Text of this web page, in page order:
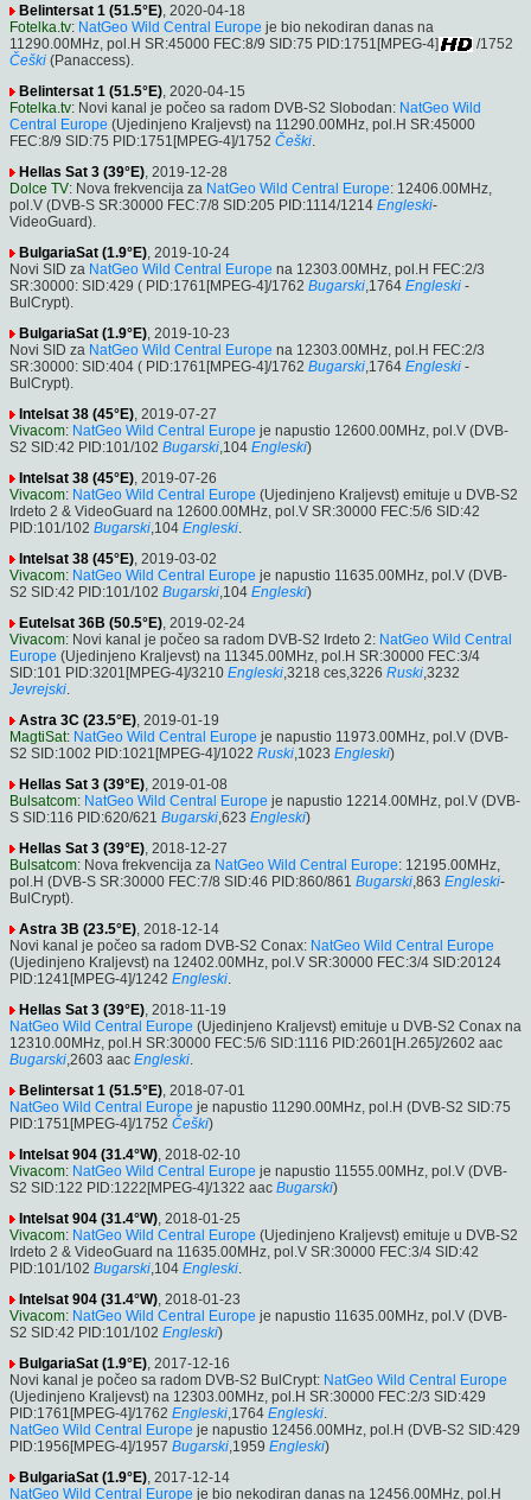
Belintersat 1 (51.5°E) , 2020-04-18
Fotelka.tv: NatGeo Wild Central Europe je bio nekodiran danas na
11290.00MHz, pol.H SR:45000 FEC:8/9 SID:75 PID:1751[MPEG-4]
/1752
Češki (Panaccess).
Belintersat 1 (51.5°E), 2020-04-15
Fotelka.tv: Novi kanal je počeo sa radom DVB-S2 Slobodan: NatGeo Wild
Central Europe (Ujedinjeno Kraljevst) na 11290.00MHz, pol.H SR:45000
FEC:8/9 SID:75 PID:1751[MPEG-4]/1752 Češki.
Hellas Sat 3 (39°E), 2019-12-28
Dolce TV: Nova frekvencija za NatGeo Wild Central Europe: 12406.00MHz,
pol.V (DVB-S SR:30000 FEC:7/8 SID:205 PID:1114/1214 Engleski-
VideoGuard).
BulgariaSat (1.9°E), 2019-10-24
Novi SID za NatGeo Wild Central Europe na 12303.00MHz, pol.H FEC:2/3
SR:30000: SID:429 ( PID:1761[MPEG-4]/1762 Bugarski,1764 Engleski -
BulCrypt).
BulgariaSat (1.9°E), 2019-10-23
Novi SID za NatGeo Wild Central Europe na 12303.00MHz, pol.H FEC:2/3
SR:30000: SID:404 ( PID:1761[MPEG-4]/1762 Bugarski,1764 Engleski -
BulCrypt).
Intelsat 38 (45°E), 2019-07-27
Vivacom: NatGeo Wild Central Europe je napustio 12600.00MHz, pol.V (DVB-
S2 SID:42 PID:101/102 Bugarski,104 Engleski)
Intelsat 38 (45°E), 2019-07-26
Vivacom: NatGeo Wild Central Europe (Ujedinjeno Kraljevst) emituje u DVB-S2
Irdeto 2 & VideoGuard na 12600.00MHz, pol.V SR:30000 FEC:5/6 SID:42
PID:101/102 Bugarski,104 Engleski.
Intelsat 38 (45°E), 2019-03-02
Vivacom: NatGeo Wild Central Europe je napustio 11635.00MHz, pol.V (DVB-
S2 SID:42 PID:101/102 Bugarski,104 Engleski)
Eutelsat 36B (50.5°E), 2019-02-24
Vivacom: Novi kanal je počeo sa radom DVB-S2 Irdeto 2: NatGeo Wild Central
Europe (Ujedinjeno Kraljevst) na 11345.00MHz, pol.H SR:30000 FEC:3/4
SID:101 PID:3201[MPEG-4]/3210 Engleski,3218 ces,3226 Ruski,3232
Jevrejski.
Astra 3C (23.5°E), 2019-01-19
MagtiSat: NatGeo Wild Central Europe je napustio 11973.00MHz, pol.V (DVB-
S2 SID:1002 PID:1021[MPEG-4]/1022 Ruski,1023 Engleski)
Hellas Sat 3 (39°E), 2019-01-08
Bulsatcom: NatGeo Wild Central Europe je napustio 12214.00MHz, pol.V (DVB-
S SID:116 PID:620/621 Bugarski,623 Engleski)
Hellas Sat 3 (39°E), 2018-12-27
Bulsatcom: Nova frekvencija za NatGeo Wild Central Europe: 12195.00MHz,
pol.H (DVB-S SR:30000 FEC:7/8 SID:46 PID:860/861 Bugarski,863 Engleski-
BulCrypt).
Astra 3B (23.5°E), 2018-12-14
Novi kanal je počeo sa radom DVB-S2 Conax: NatGeo Wild Central Europe
(Ujedinjeno Kraljevst) na 12402.00MHz, pol.V SR:30000 FEC:3/4 SID:20124
PID:1241[MPEG-4]/1242 Engleski.
Hellas Sat 3 (39°E), 2018-11-19
NatGeo Wild Central Europe (Ujedinjeno Kraljevst) emituje u DVB-S2 Conax na
12310.00MHz, pol.H SR:30000 FEC:5/6 SID:1116 PID:2601[H.265]/2602 aac
Bugarski,2603 aac Engleski.
Belintersat 1 (51.5°E), 2018-07-01
NatGeo Wild Central Europe je napustio 11290.00MHz, pol.H (DVB-S2 SID:75
PID:1751[MPEG-4]/1752 Češki)
Intelsat 904 (31.4°W), 2018-02-10
Vivacom: NatGeo Wild Central Europe je napustio 11555.00MHz, pol.V (DVB-
S2 SID:122 PID:1222[MPEG-4]/1322 aac Bugarski)
Intelsat 904 (31.4°W), 2018-01-25
Vivacom: NatGeo Wild Central Europe (Ujedinjeno Kraljevst) emituje u DVB-S2
Irdeto 2 & VideoGuard na 11635.00MHz, pol.V SR:30000 FEC:3/4 SID:42
PID:101/102 Bugarski,104 Engleski.
Intelsat 904 (31.4°W), 2018-01-23
Vivacom: NatGeo Wild Central Europe je napustio 11635.00MHz, pol.V (DVB-
S2 SID:42 PID:101/102 Engleski)
BulgariaSat (1.9°E), 2017-12-16
Novi kanal je počeo sa radom DVB-S2 BulCrypt: NatGeo Wild Central Europe
(Ujedinjeno Kraljevst) na 12303.00MHz, pol.H SR:30000 FEC:2/3 SID:429
PID:1761[MPEG-4]/1762 Engleski,1764 Engleski.
NatGeo Wild Central Europe je napustio 12456.00MHz, pol.H (DVB-S2 SID:429
PID:1956[MPEG-4]/1957 Bugarski,1959 Engleski)
BulgariaSat (1.9°E), 2017-12-14
NatGeo Wild Central Europe je bio nekodiran danas na 12456.00MHz, pol.H